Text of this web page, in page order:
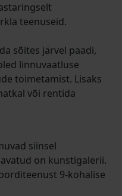
teenuseid.
sõites järvel paadi,
linnuvaatluse
toimetamist. Lisaks
või rentida
siinsel
on kunstigalerii.
9-kohalise